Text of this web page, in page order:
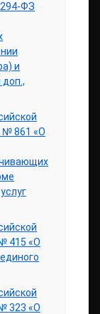
294-ФЗ
и
доп.,
№ 861 «О
415 «О
323 «О